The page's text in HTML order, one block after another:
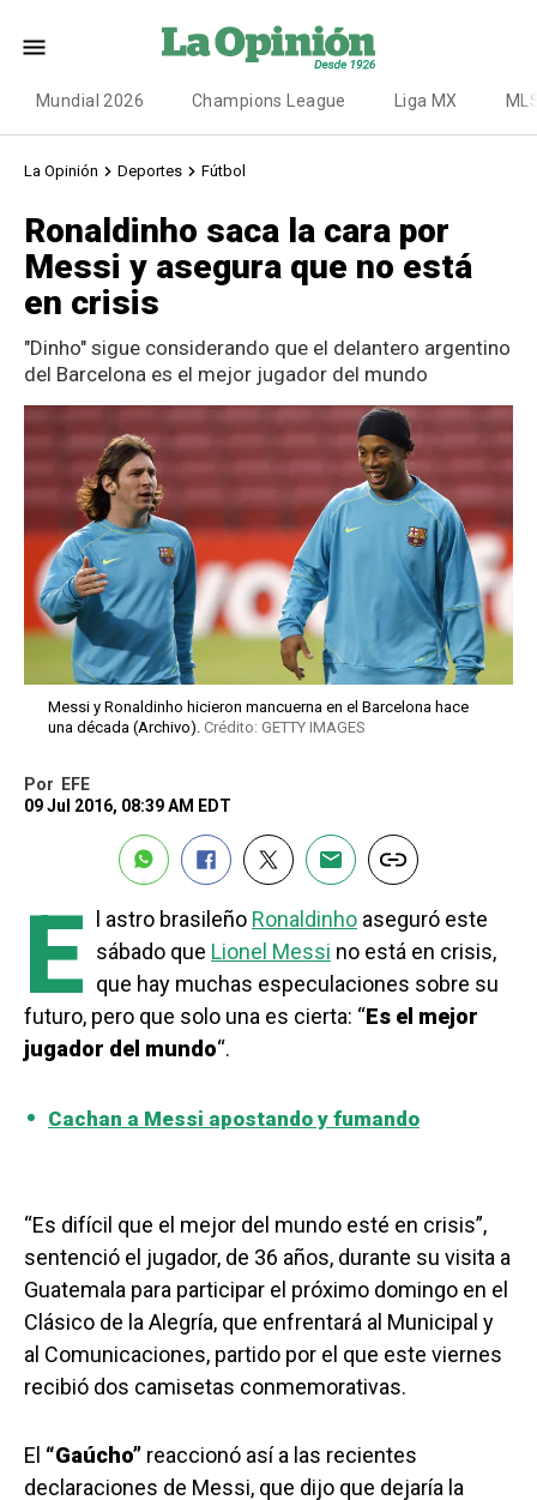
Mundial 2026 Champions League Liga MX
La Opinión Deportes Fútbol
Ronaldinho saca la cara por
Messi y asegura que no está
en crisis
"Dinho" sigue considerando que el delantero argentino
del Barcelona es el mejor jugador del mundo
Messi y Ronaldinho hicieron mancuerna en el Barcelona hace
una década (Archivo). Crédito: GETTY IMAGES
Por
EFE
09 Jul 2016, 08:39 AM EDT
E l astro brasileño Ronaldinho aseguró este
sábado que Lionel Messi no está en crisis,
que hay muchas especulaciones sobre su
futuro, pero que solo una es cierta: “Es el mejor
jugador del mundo“.
Cachan a Messi apostando y fumando
“Es difícil que el mejor del mundo esté en crisis”,
sentenció el jugador, de 36 años, durante su visita a
Guatemala para participar el próximo domingo en el
Clásico de la Alegría, que enfrentará al Municipal y
al Comunicaciones, partido por el que este viernes
recibió dos camisetas conmemorativas.
El “Gaúcho” reaccionó así a las recientes
declaraciones de Messi, que dijo que dejaría la